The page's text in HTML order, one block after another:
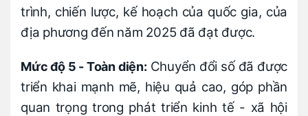
trình, chiến lược, kế hoạch của quốc gia, của
địa phương đến năm 2025 đã đạt được.
Mức độ 5 - Toàn diện: Chuyển đổi số đã được
triển khai mạnh mẽ, hiệu quả cao, góp phần
quan trọng trong phát triển kinh tế - xã hội